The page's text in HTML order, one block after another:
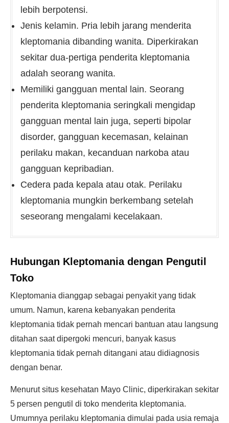
lebih berpotensi.
Jenis kelamin. Pria lebih jarang menderita
kleptomania dibanding wanita. Diperkirakan
sekitar dua-pertiga penderita kleptomania
adalah seorang wanita.
Memiliki gangguan mental lain. Seorang
penderita kleptomania seringkali mengidap
gangguan mental lain juga, seperti bipolar
disorder, gangguan kecemasan, kelainan
perilaku makan, kecanduan narkoba atau
gangguan kepribadian.
Cedera pada kepala atau otak. Perilaku
kleptomania mungkin berkembang setelah
seseorang mengalami kecelakaan.
Hubungan Kleptomania dengan Pengutil
Toko
Kleptomania dianggap sebagai penyakit yang tidak
umum. Namun, karena kebanyakan penderita
kleptomania tidak pernah mencari bantuan atau langsung
ditahan saat dipergoki mencuri, banyak kasus
kleptomania tidak pernah ditangani atau didiagnosis
dengan benar.
Menurut situs kesehatan Mayo Clinic, diperkirakan sekitar
5 persen pengutil di toko menderita kleptomania.
Umumnya perilaku kleptomania dimulai pada usia remaja